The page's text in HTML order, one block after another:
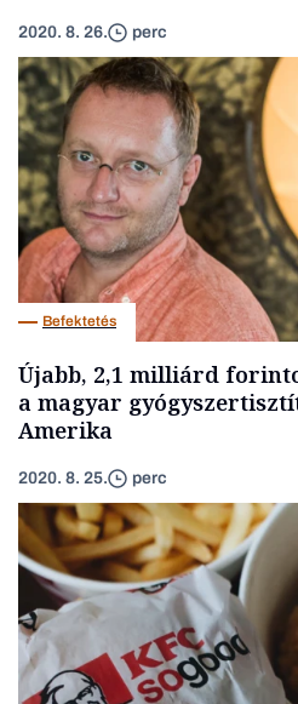
2020. 8. 26. perc
Befektetés
Újabb, 2,1 milliárd
a magyar
Amerika
2020. 8. 25. perc